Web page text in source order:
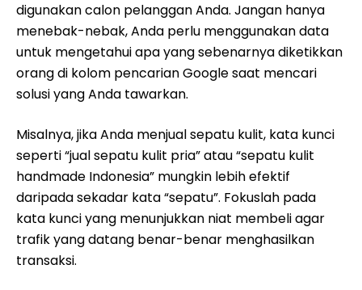
digunakan calon pelanggan Anda. Jangan hanya
menebak-nebak, Anda perlu menggunakan data
untuk mengetahui apa yang sebenarnya diketikkan
orang di kolom pencarian Google saat mencari
solusi yang Anda tawarkan.
Misalnya, jika Anda menjual sepatu kulit, kata kunci
seperti “jual sepatu kulit pria” atau “sepatu kulit
handmade Indonesia” mungkin lebih efektif
daripada sekadar kata “sepatu”. Fokuslah pada
kata kunci yang menunjukkan niat membeli agar
trafik yang datang benar-benar menghasilkan
transaksi.